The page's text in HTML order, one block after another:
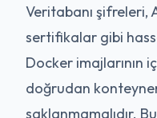
Veritabanı şifreleri,
sertifikalar gibi
Docker imajlarının
doğrudan
saklanmamalıdır.